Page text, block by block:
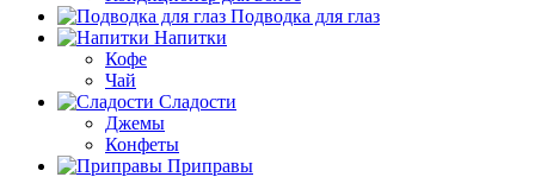
Подводка для глаз
Напитки
Кофе
Чай
Сладости
Джемы
Конфеты
Приправы